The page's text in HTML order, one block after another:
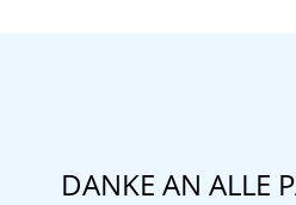
DANKE AN ALLE